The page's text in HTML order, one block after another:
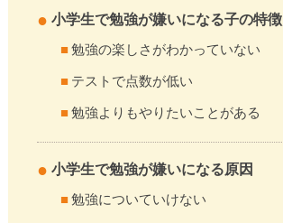
小学生で勉強が嫌いになる子の特徴
勉強の楽しさがわかっていない
テストで点数が低い
勉強よりもやりたいことがある
小学生で勉強が嫌いになる原因
勉強についていけない